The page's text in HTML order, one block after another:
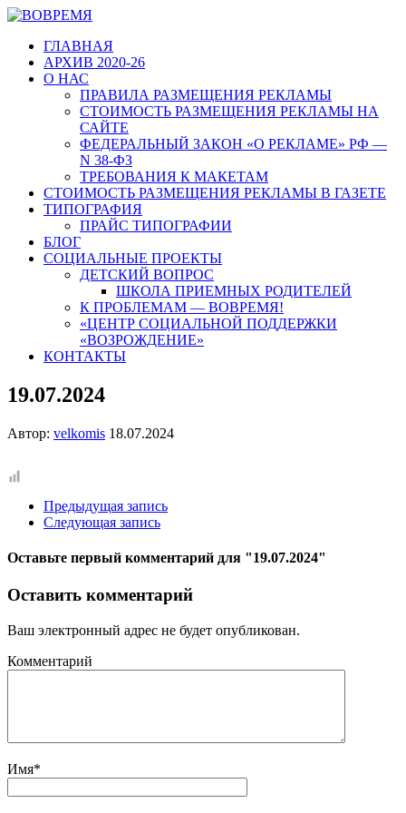
ГЛАВНАЯ
АРХИВ 2020-26
О НАС
ПРАВИЛА РАЗМЕЩЕНИЯ РЕКЛАМЫ
СТОИМОСТЬ РАЗМЕЩЕНИЯ РЕКЛАМЫ НА
САЙТЕ
ФЕДЕРАЛЬНЫЙ ЗАКОН «О РЕКЛАМЕ» РФ —
N 38-ФЗ
ТРЕБОВАНИЯ К МАКЕТАМ
СТОИМОСТЬ РАЗМЕЩЕНИЯ РЕКЛАМЫ В ГАЗЕТЕ
ТИПОГРАФИЯ
ПРАЙС ТИПОГРАФИИ
БЛОГ
СОЦИАЛЬНЫЕ ПРОЕКТЫ
ДЕТСКИЙ ВОПРОС
ШКОЛА ПРИЕМНЫХ РОДИТЕЛЕЙ
К ПРОБЛЕМАМ — ВОВРЕМЯ!
«ЦЕНТР СОЦИАЛЬНОЙ ПОДДЕРЖКИ
«ВОЗРОЖДЕНИЕ»
КОНТАКТЫ
19.07.2024
Автор: velkomis 18.07.2024
Предыдущая запись
Следующая запись
Оставьте первый комментарий для "19.07.2024"
Оставить комментарий
Ваш электронный адрес не будет опубликован.
Комментарий
Имя*